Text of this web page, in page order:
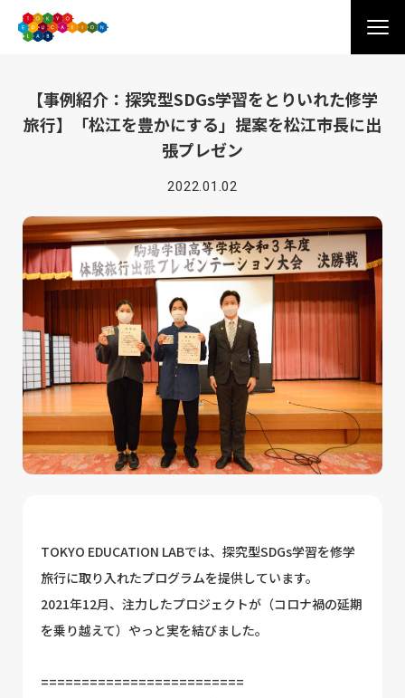
【事例紹介：探究型SDGs学習をとりいれた修学
旅行】「松江を豊かにする」提案を松江市長に出
張プレゼン
2022.01.02
TOKYO EDUCATION LABでは、探究型SDGs学習を修学
旅行に取り入れたプログラムを提供しています。
2021年12月、注力したプロジェクトが（コロナ禍の延期
を乗り越えて）やっと実を結びました。
=========================